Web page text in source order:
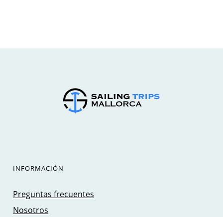
INFORMACIÓN
Preguntas frecuentes
Nosotros